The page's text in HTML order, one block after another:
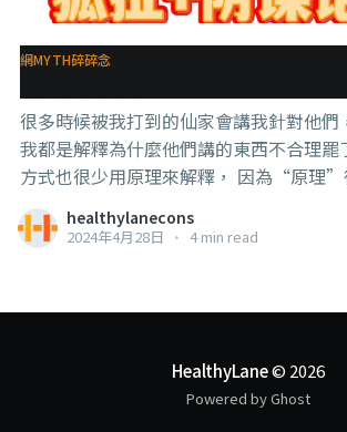
網MYTH碎碎念
很多時候被我打到的仙家會講我針對他們
我都是解釋為什麼他們講的東西不合理罷
方式也很少用原理來解釋， 因為“原理”很boring，沒有
人喜歡看，所以我會用比喻的方式，讓你
還有舉例子的方式。 看回這張圖，很多人來問我，這精油
嗎？】 答案是：【有】，而且很多，而且還是醫生背書且
生還當場塗給你看那種。 只不過那個研究報告是養了舊冠
病毒，然後滴精油上去，病毒就掛了，這
healthylanecons
2024年4月28日 • 4 min read
HealthyLane© 2026
Powered by Ghost